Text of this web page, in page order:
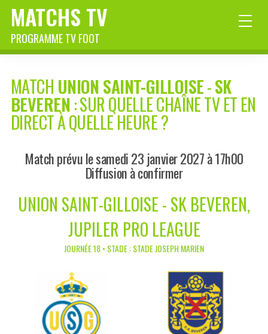
MATCHS TV
PROGRAMME TV FOOT
MATCH UNION SAINT-GILLOISE-SK
BEVEREN: SUR QUELLE CHAÎNE TV ET EN
DIRECT À QUELLE HEURE ?
Match prévu le samedi 23 janvier 2027 à 17h00
Diffusion à confirmer
UNION SAINT-GILLOISE - SK BEVEREN,
JUPILER PRO LEAGUE
JOURNÉE 18 • STADE : STADE JOSEPH MARIEN